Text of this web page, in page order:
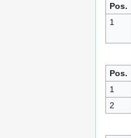
Pos.
1
Pos.
1
2